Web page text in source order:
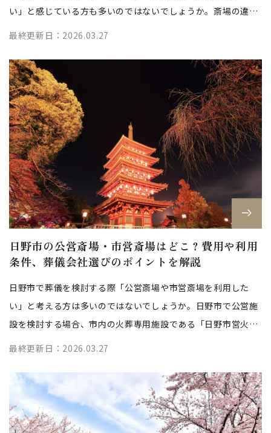
い」と感じている方も多いのではないでしょうか。斎場の違い
や式の流れ、費用相場などを十分に把...
最終更新日：2026.03.27
日野市の公営斎場・市営斎場はどこ？費用や利用
条件、葬儀会社選びのポイントを解説
日野市で葬儀を検討する際「公営斎場や市営斎場を利用した
い」と考える方は多いのではないでしょうか。日野市で公営施
設を検討する場合、市内の火葬専用施設である「日野市営火葬
場」が選択肢の一つになります。 た...
最終更新日：2026.03.27